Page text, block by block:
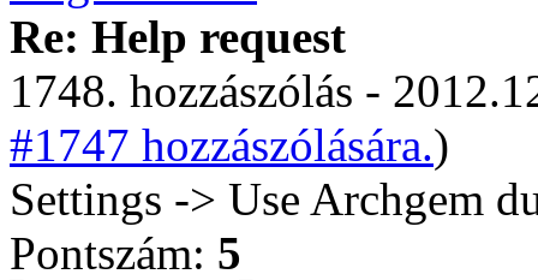
Re: Help request
1748. hozzászólás -
#1747 hozzászólására.)
Settings -> Use Archgem
Pontszám: 5